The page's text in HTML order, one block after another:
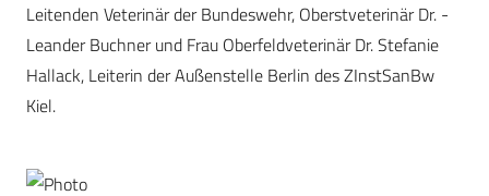
Leitenden Veterinär der Bundeswehr, Oberstveterinär Dr. ­
Leander Buchner und Frau Oberfeldveterinär Dr. Stefanie
Hallack, Leiterin der Außenstelle Berlin des ZInstSanBw
Kiel.